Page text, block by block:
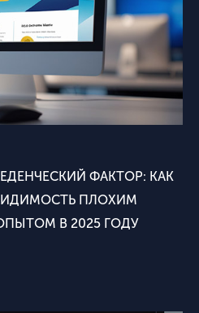
ФАКТОР: КАК
ПЛОХИМ
В 2025 ГОДУ